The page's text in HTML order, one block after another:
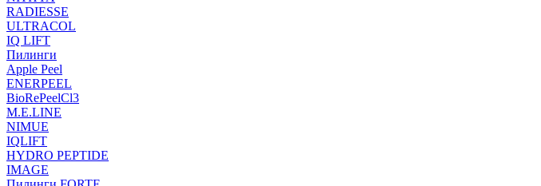
RADIESSE
ULTRACOL
IQ LIFT
Пилинги
Apple Peel
ENERPEEL
BioRePeelCl3
M.E.LINE
NIMUE
IQLIFT
HYDRO PEPTIDE
IMAGE